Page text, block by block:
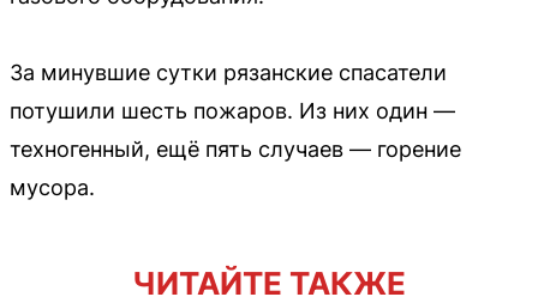
За минувшие сутки рязанские спасатели
потушили шесть пожаров. Из них один —
техногенный, ещё пять случаев — горение
мусора.
ЧИТАЙТЕ ТАКЖЕ